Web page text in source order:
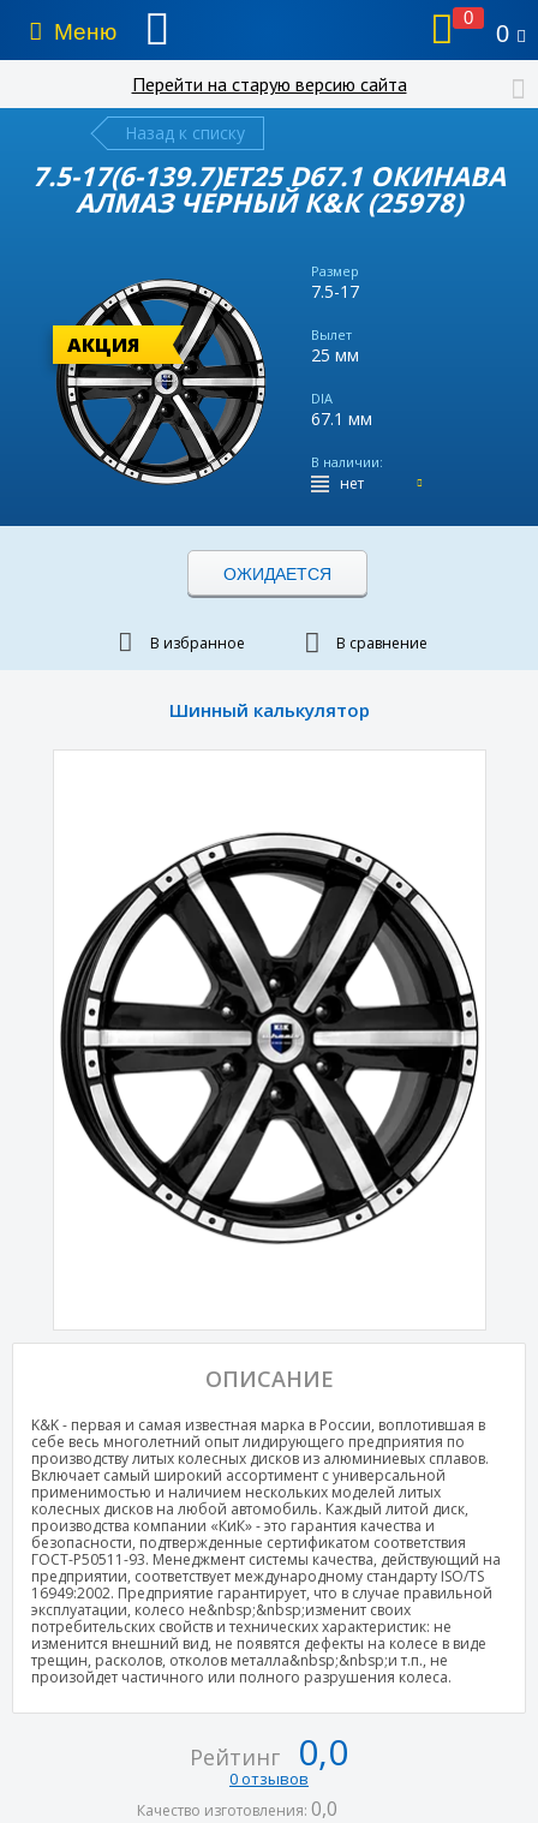
Меню
0
0
Перейти на старую версию сайта
Назад к списку
7.5-17(6-139.7)ET25 D67.1 ОКИНАВА
АЛМАЗ ЧЕРНЫЙ К&К (25978)
Размер
7.5-17
Вылет
25 мм
DIA
67.1 мм
В наличии:
нет
АКЦИЯ
ОЖИДАЕТСЯ
В избранное В сравнение
Шинный калькулятор
ОПИСАНИЕ
K&K - первая и самая известная марка в России, воплотившая в
себе весь многолетний опыт лидирующего предприятия по
производству литых колесных дисков из алюминиевых сплавов.
Включает самый широкий ассортимент с универсальной
применимостью и наличием нескольких моделей литых
колесных дисков на любой автомобиль. Каждый литой диск,
производства компании «КиК» - это гарантия качества и
безопасности, подтвержденные сертификатом соответствия
ГОСТ-Р50511-93. Менеджмент системы качества, действующий на
предприятии, соответствует международному стандарту ISO/TS
16949:2002. Предприятие гарантирует, что в случае правильной
эксплуатации, колесо не&nbsp;&nbsp;изменит своих
потребительских свойств и технических характеристик: не
изменится внешний вид, не появятся дефекты на колесе в виде
трещин, расколов, отколов металла&nbsp;&nbsp;и т.п., не
произойдет частичного или полного разрушения колеса.
Рейтинг 0,0
0 отзывов
Качество изготовления: 0,0